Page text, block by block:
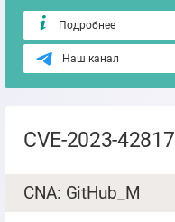
Подробнее
Наш канал
CVE-2023-42817
CNA: GitHub_M